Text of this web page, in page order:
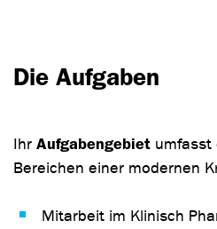
Die Aufgaben
Ihr Aufgabengebiet umfasst
Bereichen einer modernen
Mitarbeit im Klinisch